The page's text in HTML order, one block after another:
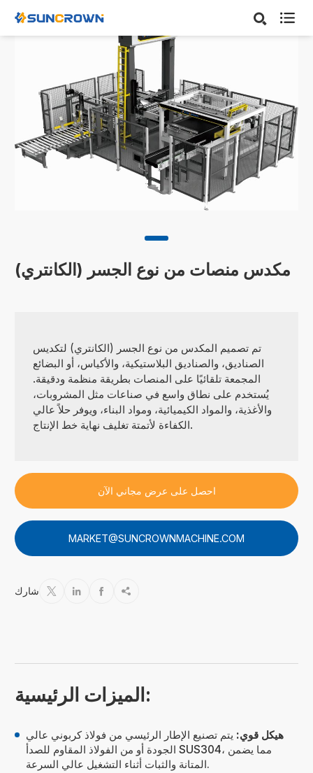

مكدس منصات من نوع الجسر (الكانتري)
تم تصميم المكدس من نوع الجسر (الكانتري) لتكديس
الصناديق، والصناديق البلاستيكية، والأكياس، أو البضائع
المجمعة تلقائيًا على المنصات بطريقة منظمة ودقيقة.
يُستخدم على نطاق واسع في صناعات مثل المشروبات،
والأغذية، والمواد الكيميائية، ومواد البناء، ويوفر حلاً عالي
الكفاءة لأتمتة تغليف نهاية خط الإنتاج.
احصل على عرض مجاني الآن
MARKET@SUNCROWNMACHINE.COM
شارك    
الميزات الرئيسية:
هيكل قوي: يتم تصنيع الإطار الرئيسي من فولاذ كربوني عالي
الجودة أو من الفولاذ المقاوم للصدأ SUS304، مما يضمن
المتانة والثبات أثناء التشغيل عالي السرعة.